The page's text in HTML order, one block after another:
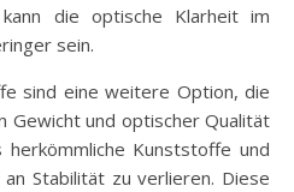
die optische Klarheit im
sein.
sind eine weitere Option, die
Gewicht und optischer Qualität
Kunststoffe und
Stabilität zu verlieren. Diese